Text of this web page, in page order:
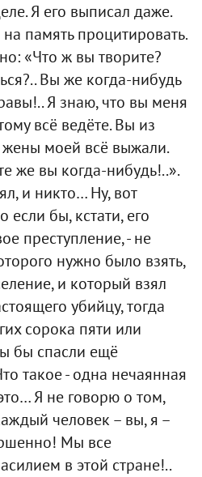
Я его выписал даже.
память процитировать.
«Что ж вы творите?
Вы же когда-нибудь
Я знаю, что вы меня
всё ведёте. Вы из
моей всё выжали.
же вы когда-нибудь!..».
и никто… Ну, вот
если бы, кстати, его
преступление, - не
нужно было взять,
и который взял
убийцу, тогда
сорока пяти или
бы спасли ещё
такое - одна нечаянная
Я не говорю о том,
человек – вы, я –
Мы все
в этой стране!..